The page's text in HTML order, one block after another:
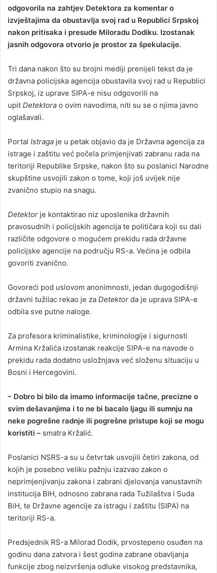
odgovorila na zahtjev Detektora za komentar o
izvještajima da obustavlja svoj rad u Republici Srpskoj
nakon pritisaka i presude Miloradu Dodiku. Izostanak
jasnih odgovora otvorio je prostor za špekulacije.
Tri dana nakon što su brojni mediji prenijeli tekst da je
državna policijska agencija obustavila svoj rad u Republici
Srpskoj, iz uprave SIPA-e nisu odgovorili na
upit Detektora o ovim navodima, niti su se o njima javno
oglašavali.
Portal Istraga je u petak objavio da je Državna agencija za
istrage i zaštitu već počela primjenjivati zabranu rada na
teritoriji Republike Srpske, nakon što su poslanici Narodne
skupštine usvojili zakon o tome, koji još uvijek nije
zvanično stupio na snagu.
Detektor je kontaktirao niz uposlenika državnih
pravosudnih i policijskih agencija te političara koji su dali
različite odgovore o mogućem prekidu rada državne
policijske agencije na području RS-a. Većina je odbila
govoriti zvanično.
Govoreći pod uslovom anonimnosti, jedan dugogodišnji
državni tužilac rekao je za Detektor da je uprava SIPA-e
odbila sve putne naloge.
Za profesora kriminalistike, kriminologije i sigurnosti
Armina Kržalića izostanak reakcije SIPA-e na navode o
prekidu rada dodatno usložnjava već složenu situaciju u
Bosni i Hercegovini.
– Dobro bi bilo da imamo informacije tačne, precizne o
svim dešavanjima i to ne bi bacalo ljagu ili sumnju na
neke pogrešne radnje ili pogrešne pristupe koji se mogu
koristiti – smatra Kržalić.
Poslanici NSRS-a su u četvrtak usvojili četiri zakona, od
kojih je posebno veliku pažnju izazvao zakon o
neprimjenjivanju zakona i zabrani djelovanja vanustavnih
institucija BIH, odnosno zabrana rada Tužilaštva i Suda
BiH, te Državne agencije za istragu i zaštitu (SIPA) na
teritoriji RS-a.
Predsjednik RS-a Milorad Dodik, prvostepeno osuđen na
godinu dana zatvora i šest godina zabrane obavljanja
funkcije zbog neizvršenja odluke visokog predstavnika,